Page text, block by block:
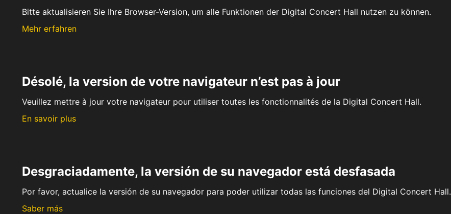
Bitte aktualisieren Sie Ihre Browser-Version, um alle Funktionen der Digital Concert Hall nutzen zu können.
Mehr erfahren
Désolé, la version de votre navigateur n’est pas à jour
Veuillez mettre à jour votre navigateur pour utiliser toutes les fonctionnalités de la Digital Concert Hall.
En savoir plus
Desgraciadamente, la versión de su navegador está desfasada
Por favor, actualice la versión de su navegador para poder utilizar todas las funciones del Digital Concert Hall.
Saber más